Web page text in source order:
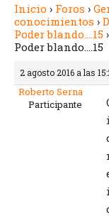
Inicio › Foros ›
conocimientos ›
Poder blando….15 ›
Poder blando….15
2 agosto 2016 a las
Roberto Serna
Participante